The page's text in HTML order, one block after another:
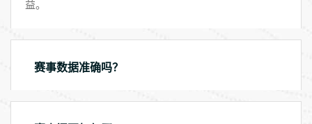
益。
赛事数据准确吗？